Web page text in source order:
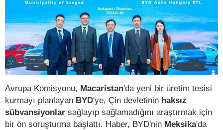
Avrupa Komisyonu, Macaristan'da yeni bir üretim tesisi
kurmayı planlayan BYD'ye, Çin devletinin haksız
sübvansiyonlar sağlayıp sağlamadığını araştırmak için
bir ön soruşturma başlattı. Haber, BYD'nin Meksika'da